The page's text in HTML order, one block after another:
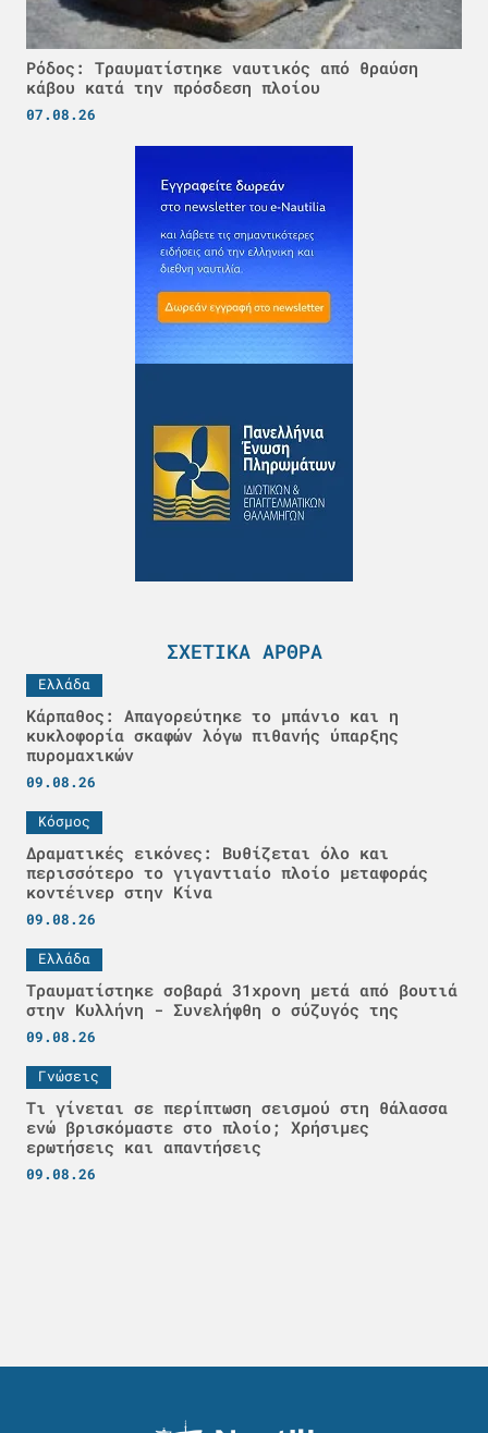
Ρόδος: Τραυματίστηκε ναυτικός από θραύση
κάβου κατά την πρόσδεση πλοίου
07.08.26
ΣΧΕΤΙΚΆ ΆΡΘΡΑ
Ελλάδα
Κάρπαθος: Απαγορεύτηκε το μπάνιο και η
κυκλοφορία σκαφών λόγω πιθανής ύπαρξης
πυρομαχικών
09.08.26
Κόσμος
Δραματικές εικόνες: Βυθίζεται όλο και
περισσότερο το γιγαντιαίο πλοίο μεταφοράς
κοντέινερ στην Κίνα
09.08.26
Ελλάδα
Τραυματίστηκε σοβαρά 31χρονη μετά από βουτιά
στην Κυλλήνη - Συνελήφθη ο σύζυγός της
09.08.26
Γνώσεις
Τι γίνεται σε περίπτωση σεισμού στη θάλασσα
ενώ βρισκόμαστε στο πλοίο; Χρήσιμες
ερωτήσεις και απαντήσεις
09.08.26